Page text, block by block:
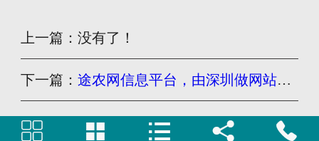
上一篇：没有了！
下一篇：途农网信息平台，由深圳做网站公司制作自适应网站
    